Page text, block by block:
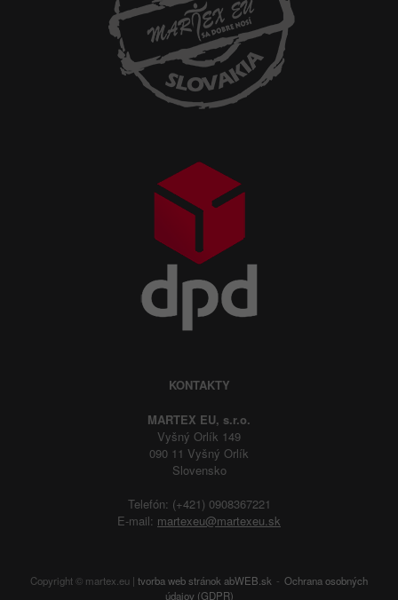
KONTAKTY
MARTEX EU, s.r.o.
Vyšný Orlík 149
090 11 Vyšný Orlík
Slovensko
Telefón: (+421) 0908367221
E-mail: martexeu@martexeu.sk
Copyright © martex.eu | tvorba web stránokabWEB.sk
Ochrana osobných
údajov (GDPR)